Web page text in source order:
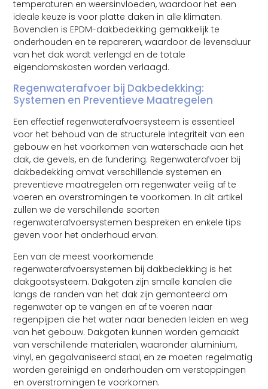
temperaturen en weersinvloeden, waardoor het een
ideale keuze is voor platte daken in alle klimaten.
Bovendien is EPDM-dakbedekking gemakkelijk te
onderhouden en te repareren, waardoor de levensduur
van het dak wordt verlengd en de totale
eigendomskosten worden verlaagd.
Regenwaterafvoer bij Dakbedekking:
Systemen en Preventieve Maatregelen
Een effectief regenwaterafvoersysteem is essentieel
voor het behoud van de structurele integriteit van een
gebouw en het voorkomen van waterschade aan het
dak, de gevels, en de fundering. Regenwaterafvoer bij
dakbedekking omvat verschillende systemen en
preventieve maatregelen om regenwater veilig af te
voeren en overstromingen te voorkomen. In dit artikel
zullen we de verschillende soorten
regenwaterafvoersystemen bespreken en enkele tips
geven voor het onderhoud ervan.
Een van de meest voorkomende
regenwaterafvoersystemen bij dakbedekking is het
dakgootsysteem. Dakgoten zijn smalle kanalen die
langs de randen van het dak zijn gemonteerd om
regenwater op te vangen en af te voeren naar
regenpijpen die het water naar beneden leiden en weg
van het gebouw. Dakgoten kunnen worden gemaakt
van verschillende materialen, waaronder aluminium,
vinyl, en gegalvaniseerd staal, en ze moeten regelmatig
worden gereinigd en onderhouden om verstoppingen
en overstromingen te voorkomen.